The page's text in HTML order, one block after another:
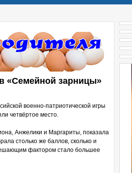
«Семейной зарницы»
военно-патриотической игры
четвёртое место.
Анжелики и Маргариты, показала
столько же баллов, сколько и
фактором стало большее